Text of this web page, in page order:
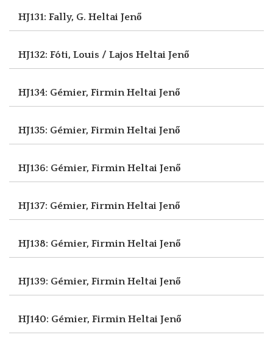
HJ131: Fally, G. Heltai Jenő
HJ132: Fóti, Louis / Lajos Heltai Jenő
HJ134: Gémier, FirminHeltai Jenő
HJ135: Gémier, FirminHeltai Jenő
HJ136: Gémier, FirminHeltai Jenő
HJ137: Gémier, FirminHeltai Jenő
HJ138: Gémier, FirminHeltai Jenő
HJ139: Gémier, FirminHeltai Jenő
HJ140: Gémier, FirminHeltai Jenő